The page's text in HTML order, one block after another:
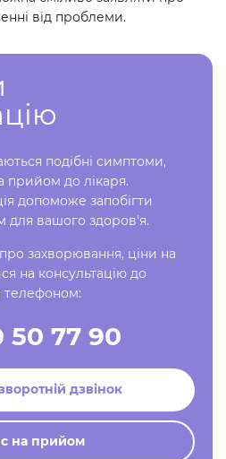
від проблеми.
подібні симптоми,
прийом до лікаря.
допоможе запобігти
для вашого здоров'я.
захворювання, ціни на
на консультацію до
телефоном:
50 77 90
дзвінок
на прийом